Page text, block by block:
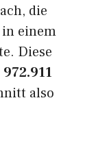
die
einem
Diese
972.911
also